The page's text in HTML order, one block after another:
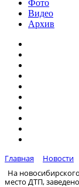
Фото
Видео
Архив
Главная
Новости
На
место ДТП,